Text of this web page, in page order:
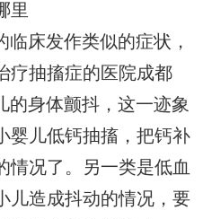
里
临床发作类似的症状，
疗抽搐症的医院成都
的身体颤抖，这一迹象
婴儿低钙抽搐，把钙补
情况了。另一类是低血
儿造成抖动的情况，要